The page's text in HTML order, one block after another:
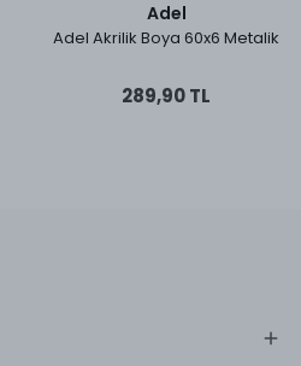
Adel
Adel Akrilik Boya 60x6 Metalik
289,90 TL